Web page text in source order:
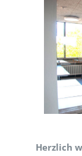
Herzlich